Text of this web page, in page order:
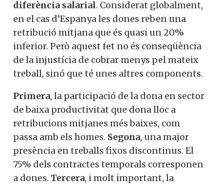
diferència salarial. Considerat globalment,
en el cas d’Espanya les dones reben una
retribució mitjana que és quasi un 20%
inferior. Però aquest fet no és conseqüència
de la injustícia de cobrar menys pel mateix
treball, sinó que té unes altres components.
Primera, la participació de la dona en sector
de baixa productivitat que dona lloc a
retribucions mitjanes més baixes, com
passa amb els homes. Segona, una major
presència en treballs fixos discontinus. El
75% dels contractes temporals corresponen
a dones. Tercera, i molt important, la